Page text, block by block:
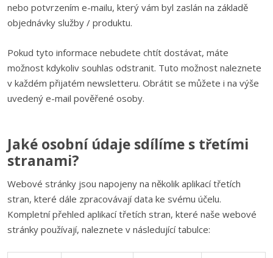
nebo potvrzením e-mailu, který vám byl zaslán na základě
objednávky služby / produktu.
Pokud tyto informace nebudete chtít dostávat, máte
možnost kdykoliv souhlas odstranit. Tuto možnost naleznete
v každém přijatém newsletteru. Obrátit se můžete i na výše
uvedený e-mail pověřené osoby.
Jaké osobní údaje sdílíme s třetími
stranami?
Webové stránky jsou napojeny na několik aplikací třetích
stran, které dále zpracovávají data ke svému účelu.
Kompletní přehled aplikací třetích stran, které naše webové
stránky používají, naleznete v následující tabulce: